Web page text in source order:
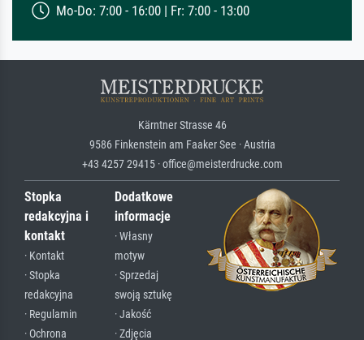
Mo-Do: 7:00 - 16:00 | Fr: 7:00 - 13:00
Kärntner Strasse 46
9586 Finkenstein am Faaker See · Austria
+43 4257 29415 · office@meisterdrucke.com
Stopka
redakcyjna i
kontakt
· Kontakt
· Stopka
redakcyjna
· Regulamin
· Ochrona
Dodatkowe
informacje
· Własny
motyw
· Sprzedaj
swoją sztukę
· Jakość
· Zdjęcia